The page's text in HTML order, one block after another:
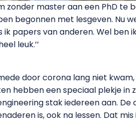
zonder master aan een PhD te
begonnen met lesgeven. Nu
papers van anderen. Wel ben
leuk.’’
door corona lang niet
een speciaal plekje in
stak iedereen aan.
is, ook na lessen. Dat